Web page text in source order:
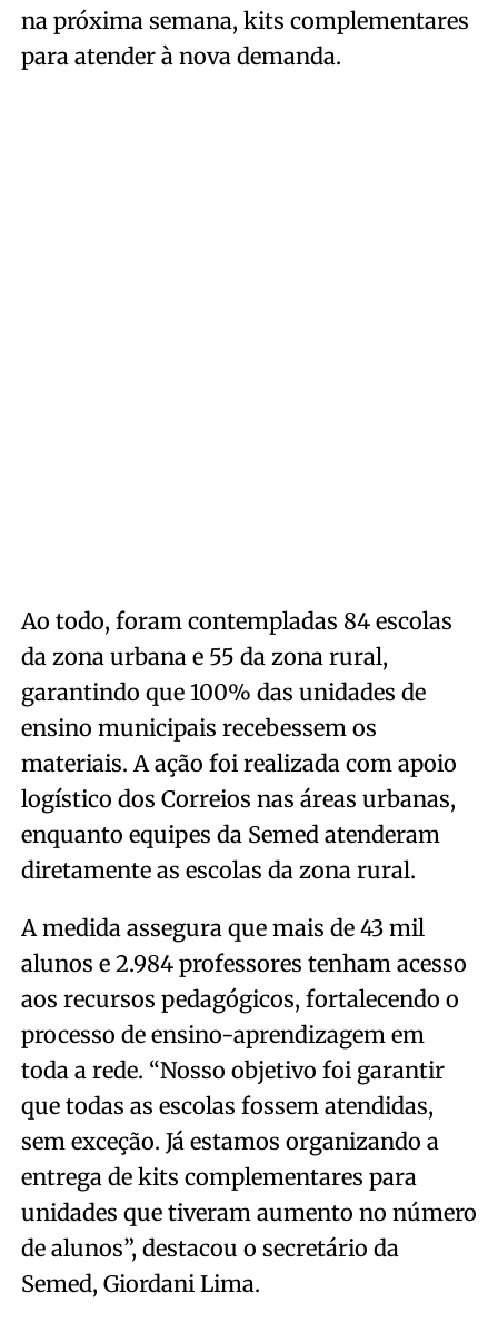
na próxima semana, kits complementares
para atender à nova demanda.
Ao todo, foram contempladas 84 escolas
da zona urbana e 55 da zona rural,
garantindo que 100% das unidades de
ensino municipais recebessem os
materiais. A ação foi realizada com apoio
logístico dos Correios nas áreas urbanas,
enquanto equipes da Semed atenderam
diretamente as escolas da zona rural.
A medida assegura que mais de 43 mil
alunos e 2.984 professores tenham acesso
aos recursos pedagógicos, fortalecendo o
processo de ensino-aprendizagem em
toda a rede. “Nosso objetivo foi garantir
que todas as escolas fossem atendidas,
sem exceção. Já estamos organizando a
entrega de kits complementares para
unidades que tiveram aumento no número
de alunos”, destacou o secretário da
Semed, Giordani Lima.